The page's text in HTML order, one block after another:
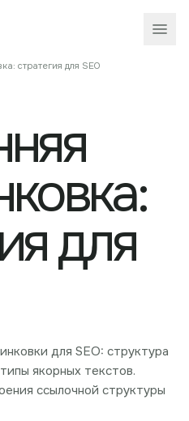
стратегия для SEO
для
для SEO: структура
якорных текстов.
ссылочной структуры